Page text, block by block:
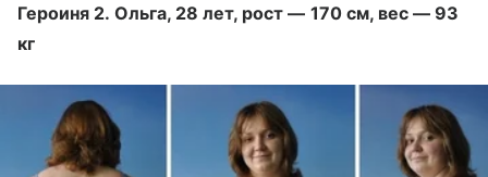
Героиня 2. Ольга, 28 лет, рост — 170 см, вес — 93
кг